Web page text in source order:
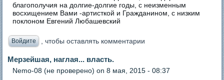
благополучия на долгие-долгие годы, с неизменным
восхищением Вами -артисткой и Гражданином, с низким
поклоном Евгений Любашевский
Войдите , чтобы оставлять комментарии
Мерзейшая, наглая... власть.
Nemo-08 (не проверено) on 8 мая, 2015 - 08:37